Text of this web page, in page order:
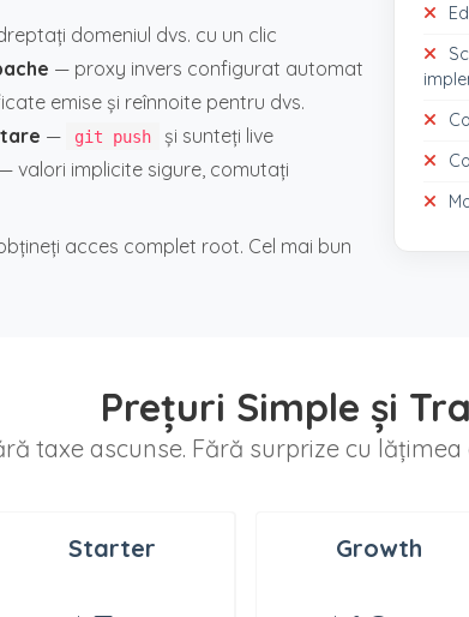
domeniul dvs. cu un clic
— proxy invers configurat automat
emise și reînnoite pentru dvs.
— git push
și sunteți live
— valori implicite sigure, comutați
acces complet root. Cel mai bun
Prețuri Simple și
taxe ascunse. Fără surprize cu
Starter Growth